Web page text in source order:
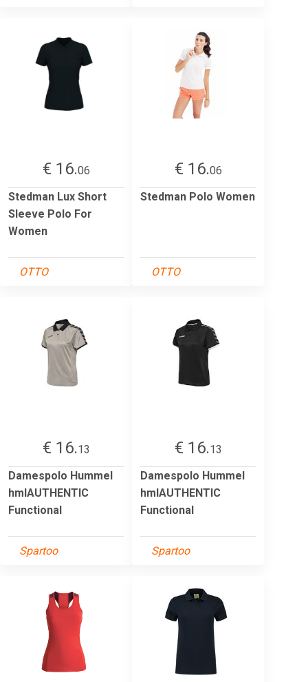
€ 16.06
Stedman Lux Short
Sleeve Polo For
Women
OTTO
€ 16.06
Stedman Polo Women
OTTO
€ 16.13
Damespolo Hummel
hmlAUTHENTIC
Functional
Spartoo
€ 16.13
Damespolo Hummel
hmlAUTHENTIC
Functional
Spartoo